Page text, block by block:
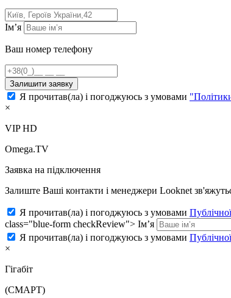
Ім’я
Ваш номер телефону
Залишити заявку
Я прочитав(ла) і погоджуюсь з умовами
×
VIP HD
Omega.TV
Заявка на підключення
Залиште Ваші контакти і менеджери Looknet
Я прочитав(ла) і погоджуюсь з умовами
class="blue-form checkReview"> Ім’я
Я прочитав(ла) і погоджуюсь з умовами
×
Гігабіт
(СМАРТ)